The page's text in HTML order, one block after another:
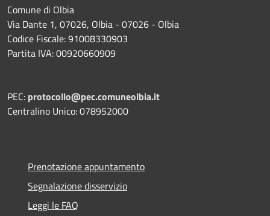
Comune di Olbia
Via Dante 1, 07026, Olbia - 07026 - Olbia
Codice Fiscale: 91008330903
Partita IVA: 00920660909
PEC: protocollo@pec.comuneolbia.it
Centralino Unico: 078952000
Prenotazione appuntamento
Segnalazione disservizio
Leggi le FAQ